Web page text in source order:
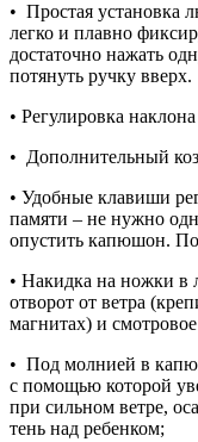
• Простая установка
легко и плавно
достаточно нажать
потянуть ручку вверх.
• Регулировка
• Дополнительный
• Удобные клавиши
памяти – не нужно
опустить капюшон.
• Накидка на ножки в
отворот от ветра
магнитах) и
• Под молнией в
с помощью которой
при сильном ветре,
тень над ребенком;